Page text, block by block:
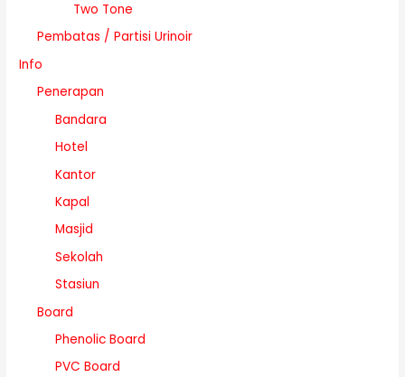
Two Tone
Pembatas / Partisi Urinoir
Info
Penerapan
Bandara
Hotel
Kantor
Kapal
Masjid
Sekolah
Stasiun
Board
Phenolic Board
PVC Board